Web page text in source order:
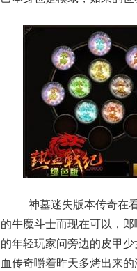
神墓迷失版本传奇在
的牛魔斗士而现在可以，
的年轻玩家问旁边的皮甲
血传奇嚼着昨天多烤出来